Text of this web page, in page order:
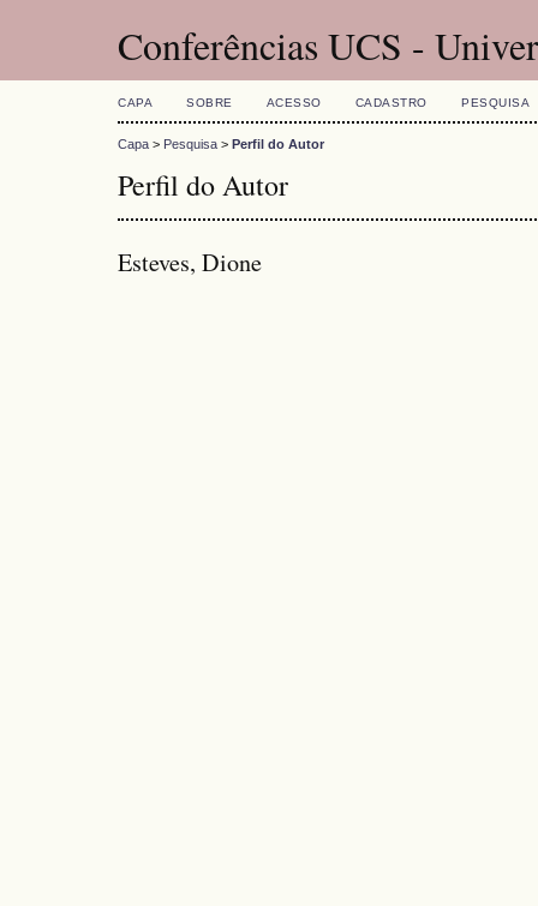
Conferências UCS -
CAPA SOBRE ACESSO CADASTRO PESQUISA
Capa > Pesquisa > Perfil do Autor
Perfil do Autor
Esteves, Dione